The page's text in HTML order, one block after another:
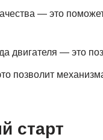
— это
двигателя — это
позволит
старт